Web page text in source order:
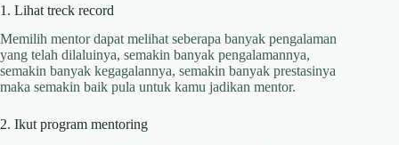
1. Lihat treck record
Memilih mentor dapat melihat seberapa banyak pengalaman
yang telah dilaluinya, semakin banyak pengalamannya,
semakin banyak kegagalannya, semakin banyak prestasinya
maka semakin baik pula untuk kamu jadikan mentor.
2. Ikut program mentoring